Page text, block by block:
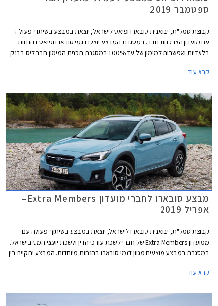
ספטמבר 2019
קבוצת סמל"ת, יבואנית סובארו ופיאט לישראל, יוצאת במבצע בשיתוף פעולה
עם מועדון הצרכנות חבר. במסגרת המבצע יוצעו דגמי סובארו ופיאט בהנחות
בלעדיות ואפשרות למימון של עד 100% במסגרת תכנית המימון חבר ליס בבנק
אולמות התצוגה של סובארו ופיאט ברחבי הארץ.
קרא עוד
מבצע סובארו לחברי מועדון Extra Members–
אפריל 2019
קבוצת סמל"ת, יבואנית סובארו לישראל, יוצאת במבצע בשיתוף פעולה עם
ממועדון Extra Members של חברי לשכת עורכי הדין ולשכת יועצי המס בישראל.
במסגרת המבצע מוצעים מגוון דגמי סובארו בהנחות מיוחדות. המבצע יתקיים בין
קרא עוד